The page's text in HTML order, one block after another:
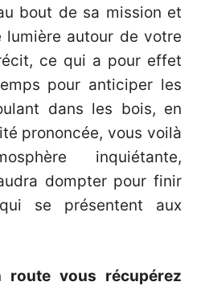
bout de sa mission et
autour de votre
ce qui a pour effet
pour anticiper les
dans les bois, en
prononcée, vous voilà
inquiétante,
dompter pour finir
se présentent aux
route vous récupérez